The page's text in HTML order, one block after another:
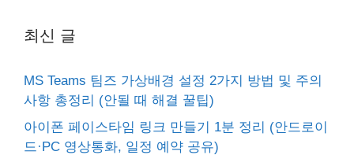
최신 글
MS Teams 팀즈 가상배경 설정 2가지 방법 및 주의
사항 총정리 (안될 때 해결 꿀팁)
아이폰 페이스타임 링크 만들기 1분 정리 (안드로이
드·PC 영상통화, 일정 예약 공유)